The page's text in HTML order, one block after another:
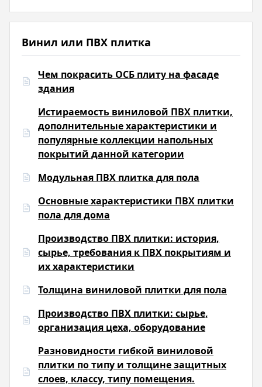
Винил или ПВХ плитка
Чем покрасить ОСБ плиту на фасаде
здания
Истираемость виниловой ПВХ плитки,
дополнительные характеристики и
популярные коллекции напольных
покрытий данной категории
Модульная ПВХ плитка для пола
Основные характеристики ПВХ плитки
пола для дома
Производство ПВХ плитки: история,
сырье, требования к ПВХ покрытиям и
их характеристики
Толщина виниловой плитки для пола
Производство ПВХ плитки: сырье,
организация цеха, оборудование
Разновидности гибкой виниловой
плитки по типу и толщине защитных
слоев, классу, типу помещения.